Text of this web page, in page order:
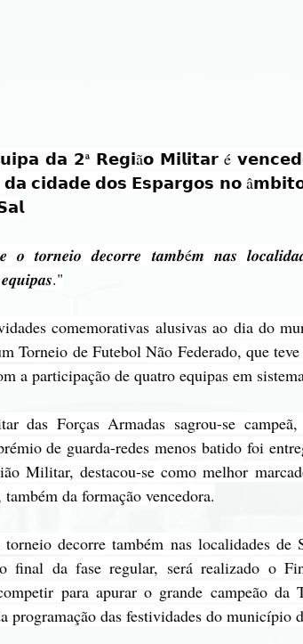
𝗱𝗮 𝟮ª 𝗥𝗲𝗴𝗶ã𝗼 𝗠𝗶𝗹𝗶𝘁𝗮𝗿 é
𝗰𝗶𝗱𝗮𝗱𝗲 𝗱𝗼𝘀 𝗘𝘀𝗽𝗮𝗿𝗴𝗼𝘀 𝗻𝗼
𝒐 𝒕𝒐𝒓𝒏𝒆𝒊𝒐 𝒅𝒆𝒄𝒐𝒓𝒓𝒆 𝒕𝒂𝒎𝒃é𝒎 𝒏𝒂𝒔
comemorativas alusivas ao dia do
Torneio de Futebol Não Federado, que
a participação de quatro equipas em
das Forças Armadas sagrou-se
de guarda-redes menos batido foi
Militar, destacou-se como melhor
da formação vencedora.
decorre também nas localidades de
final da fase regular, será realizado o
para apurar o grande campeão
programação das festividades do município